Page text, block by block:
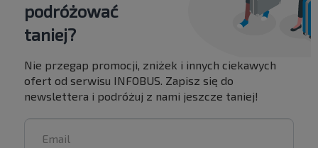
podróżować
taniej?
Nie przegap promocji, zniżek i innych ciekawych
ofert od serwisu INFOBUS. Zapisz się do
newslettera i podróżuj z nami jeszcze taniej!